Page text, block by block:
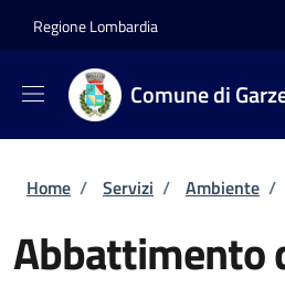
Regione Lombardia
Comune di
Briciole di pane
Home / Servizi / Ambiente /
Abbattimento